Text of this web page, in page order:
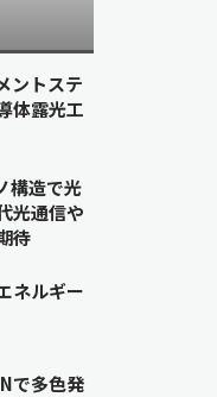
ントステ
体露光工
構造で光
光通信や
待
ネルギー
で多色発